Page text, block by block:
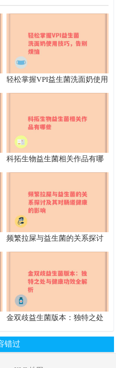
轻松掌握VPI益生菌洗面奶使用
技巧，告别烦恼
科拓生物益生菌相关作品有哪
些
频繁拉屎与益生菌的关系探讨
及其对肠道健康的影响
金双歧益生菌版本：独特之处
错过